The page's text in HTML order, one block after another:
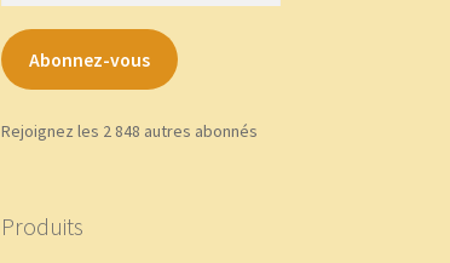
Abonnez-vous
Rejoignez les 2 848 autres abonnés
Produits